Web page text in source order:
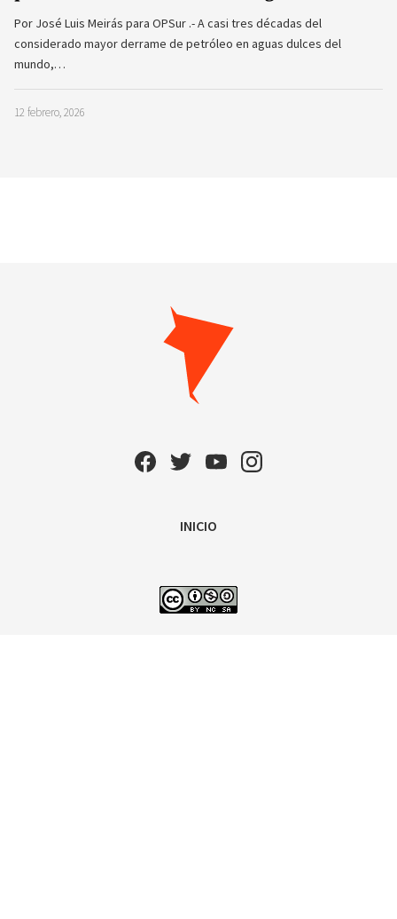
Por José Luis Meirás para OPSur .- A casi tres décadas del
considerado mayor derrame de petróleo en aguas dulces del
mundo,…
12 febrero, 2026
INICIO